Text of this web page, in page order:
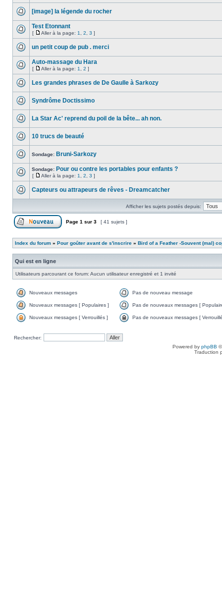
[image] la légende du rocher
Test Etonnant
[ Aller à la page: 1 2 3 ]
un petit coup de pub . merci
Auto-massage du Hara
[ Aller à la page: 1 2 ]
Les grandes phrases de De Gaulle à Sarkozy
Syndrôme Doctissimo
La Star Ac' reprend du poil de la bête... ah non.
10 trucs de beauté
Sondage: Bruni-Sarkozy
Sondage: Pour ou contre les portables pour enfants ?
[ Aller à la page: 1 2 3 ]
Capteurs ou attrapeurs de rêves - Dreamcatcher
Afficher les sujets postés depuis:
Page 1 sur 3 [ 41 sujets ]
Index du forum » Pour goûter avant de s'inscrire » Bird of a Feather -Souvent (mal)
Qui est en ligne
Utilisateurs parcourant ce forum: Aucun utilisateur enregistré et 1 invité
Nouveaux messages Pas de nouveau message
Nouveaux messages [ Populaires ] Pas de nouveaux messages [
Nouveaux messages [ Verrouillés ] Pas de nouveaux messages [
Rechercher:
Powered by phpBB
Traduction